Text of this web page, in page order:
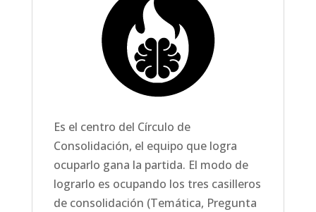
Es el centro del Círculo de
Consolidación, el equipo que logra
ocuparlo gana la partida. El modo de
lograrlo es ocupando los tres casilleros
de consolidación (Temática, Pregunta